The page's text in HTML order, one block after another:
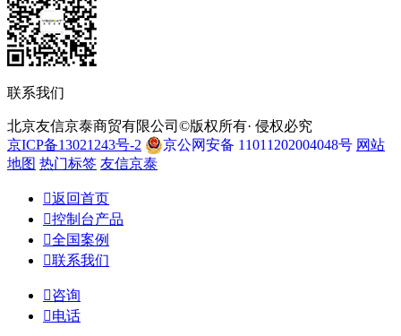
联系我们
北京友信京泰商贸有限公司©版权所有· 侵权必究
京ICP备13021243号-2
京公网安备 11011202004048号 网站
地图 热门标签 友信京泰
返回首页
控制台产品
全国案例
联系我们
咨询
电话